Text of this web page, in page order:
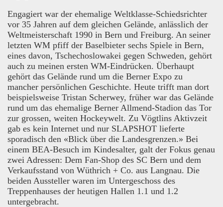
Engagiert war der ehemalige Weltklasse-Schiedsrichter
vor 35 Jahren auf dem gleichen Gelände, anlässlich der
Weltmeisterschaft 1990 in Bern und Freiburg. An seiner
letzten WM pfiff der Baselbieter sechs Spiele in Bern,
eines davon, Tschechoslowakei gegen Schweden, gehört
auch zu meinen ersten WM-Eindrücken. Überhaupt
gehört das Gelände rund um die Berner Expo zu
mancher persönlichen Geschichte. Heute trifft man dort
beispielsweise Tristan Scherwey, früher war das Gelände
rund um das ehemalige Berner Allmend-Stadion das Tor
zur grossen, weiten Hockeywelt. Zu Vögtlins Aktivzeit
gab es kein Internet und nur SLAPSHOT lieferte
sporadisch den «Blick über die Landesgrenzen.» Bei
einem BEA-Besuch im Kindesalter, galt der Fokus genau
zwei Adressen: Dem Fan-Shop des SC Bern und dem
Verkaufsstand von Wüthrich + Co. aus Langnau. Die
beiden Aussteller waren im Untergeschoss des
Treppenhauses der heutigen Hallen 1.1 und 1.2
untergebracht.